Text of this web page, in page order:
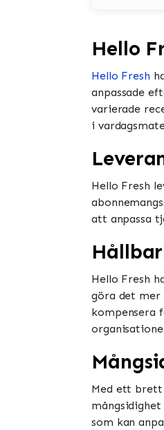
Hello
Hello Fresh
anpassade
varierade
i
Hello Fresh
att anpassa
Hello Fresh
göra det mer
kompensera
Med ett brett
som kan